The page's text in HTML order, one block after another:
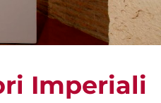
Imperiali